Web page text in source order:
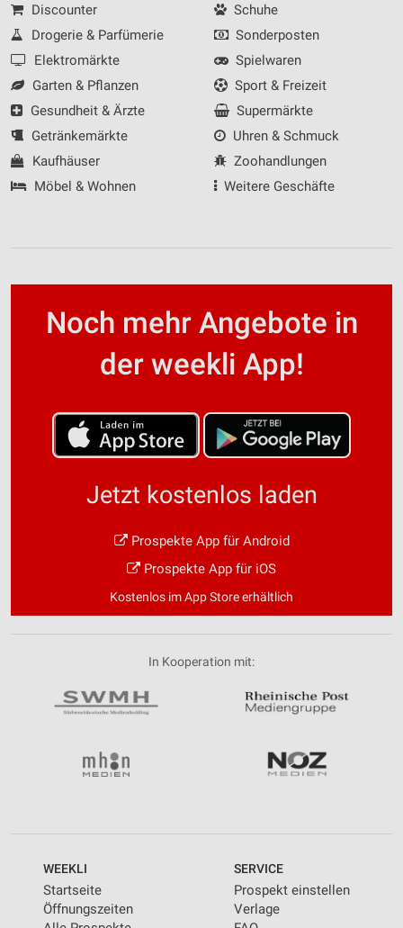
Discounter
Drogerie & Parfümerie
Elektromärkte
Garten & Pflanzen
Gesundheit & Ärzte
Getränkemärkte
Kaufhäuser
Möbel & Wohnen
Schuhe
Sonderposten
Spielwaren
Sport & Freizeit
Supermärkte
Uhren & Schmuck
Zoohandlungen
Weitere Geschäfte
Noch mehr Angebote in
der weekli App!
Jetzt kostenlos laden
Prospekte App für Android
Prospekte App für iOS
Kostenlos im App Store erhältlich
In Kooperation mit:
WEEKLI
Startseite
Öffnungszeiten
SERVICE
Prospekt einstellen
Verlage